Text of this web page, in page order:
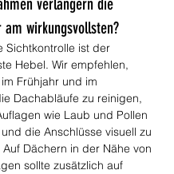
verlängern die
am wirkungsvollsten?
Sichtkontrolle ist der
Hebel. Wir empfehlen,
Frühjahr und im
Dachabläufe zu reinigen,
wie Laub und Pollen
die Anschlüsse visuell zu
Auf Dächern in der Nähe von
sollte zusätzlich auf